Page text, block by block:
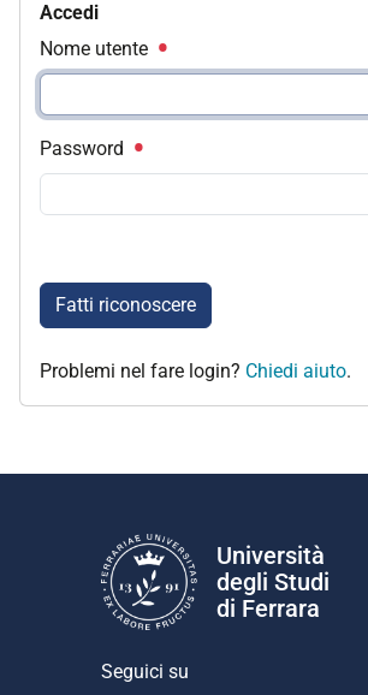
Accedi
Nome utente
Password
Fatti riconoscere
Problemi nel fare login? Chiedi aiuto.
Università
degli Studi
di Ferrara
Seguici su